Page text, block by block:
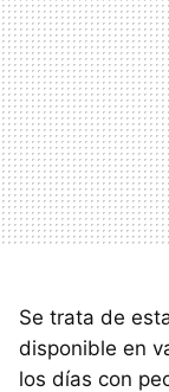
Se trata de
disponible en
los días con